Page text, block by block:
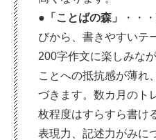
●「ことばの森」
・・
びから、書きやすいテ
200字作文に楽しみな
ことへの抵抗感が薄れ
づきます。数カ月のト
枚程度はすらすら書け
表現力、記述力がみに